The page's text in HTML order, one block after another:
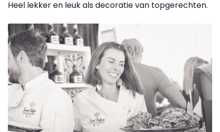
Heel lekker en leuk als decoratie van topgerechten.